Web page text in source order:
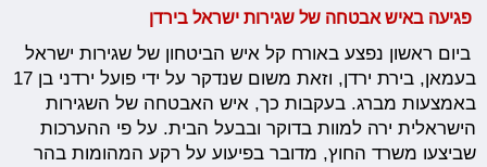
פגיעה באיש אבטחה של שגירות ישראל בירדן
ביום ראשון נפצע באורח קל איש הביטחון של שגירות ישראל
בעמאן, בירת ירדן, וזאת משום שנדקר על ידי פועל ירדני בן 17
באמצעות מברג. בעקבות כך, איש האבטחה של השגירות
הישראלית ירה למוות בדוקר ובבעל הבית. על פי ההערכות
שביצעו משרד החוץ, מדובר בפיעוע על רקע המהומות בהר